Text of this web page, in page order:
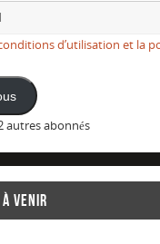
d’utilisation et la
autres abonnés
VENIR